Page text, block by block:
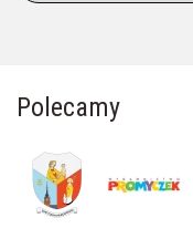
Polecamy